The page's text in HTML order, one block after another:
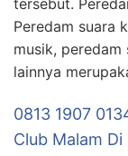
tersebut.
Peredam suara
musik, peredam
lainnya
0813 1907
Club Malam